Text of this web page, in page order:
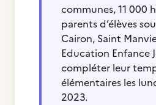
communes, 11 000
parents d’élèves
Cairon, Saint
Education Enfance
compléter leur
élémentaires les
2023.